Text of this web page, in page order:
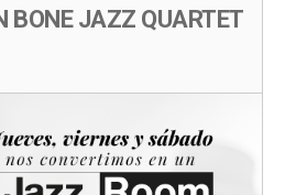
BONE JAZZ QUARTET